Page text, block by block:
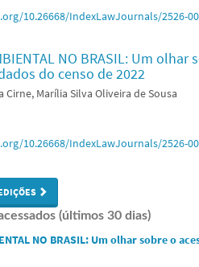
10.26668/IndexLawJournals/2526-
NO BRASIL: Um
do censo de 2022
Cirne, Marília Silva Oliveira de Sousa
10.26668/IndexLawJournals/2526-
(últimos 30 dias)
NO BRASIL: Um olhar sobre o